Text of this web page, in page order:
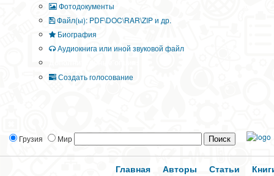
Фотодокументы
Файл(ы): PDF\DOC\RAR\ZIP и др.
Биография
Аудиокнига или иной звуковой файл
Создать голосование
Грузия Мир
Главная Авторы Статьи